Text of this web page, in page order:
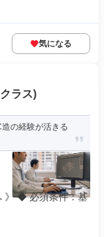
気になる
ラス)
の経験が活きる
》 ◆ 必須条件：基